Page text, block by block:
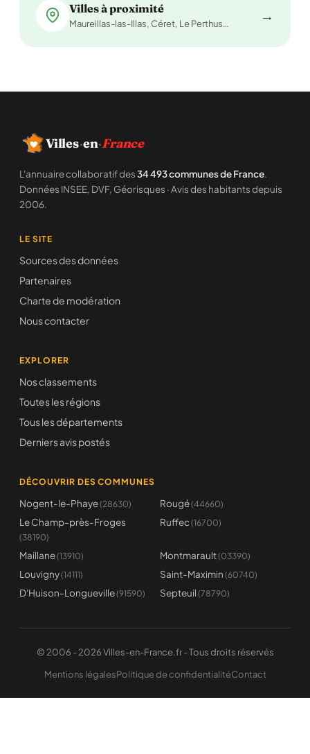
Villes à proximité
Maureillas-las-Illas, Céret, Le Perthus… →
Villes·en·France
L'annuaire collaboratif des34 493 communes de France.
Données INSEE, DVF, Géorisques · Avis des habitants depuis
2006.
LE SITE
Sources des données
Partenaires
Charte de modération
Nous contacter
EXPLORER
Nos classements
Toutes les régions
Tous les départements
Derniers avis postés
DÉCOUVRIR DES COMMUNES
Nogent-le-Phaye(28630) Rougé(44660)
Le Champ-près-Froges
(38190)
Ruffec (16700)
Maillane(13910) Montmarault(03390)
Louvigny(14111) Saint-Maximin (60740)
D'Huison-Longueville(91590) Septeuil (78790)
© 2006 - 2026 Villes-en-France.fr - Tous droits réservés
Mentions légalesPolitique de confidentialitéContact